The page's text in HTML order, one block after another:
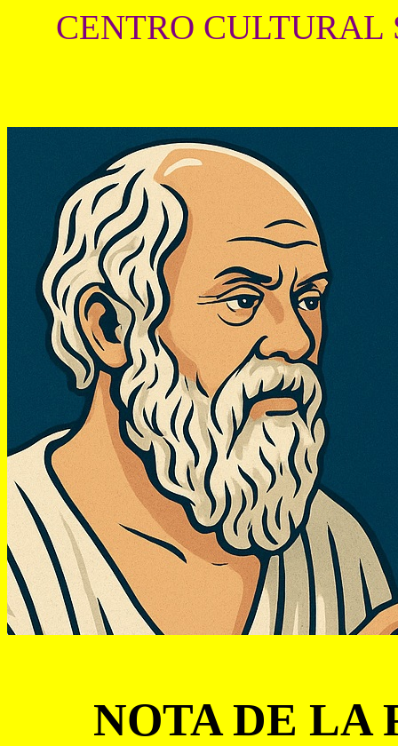
CENTRO CULTURAL
NOTA DE LA